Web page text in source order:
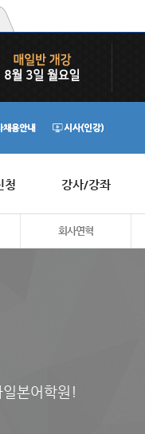
청 강사/강좌
회사연혁
본어학원!